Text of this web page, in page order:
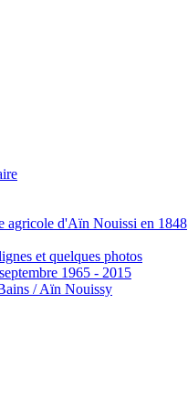
agricole d'Aïn Nouissi en 1848
et quelques photos
1965 - 2015
/ Aïn Nouissy